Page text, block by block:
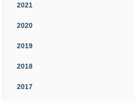
2021
2020
2019
2018
2017